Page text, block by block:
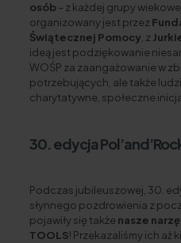
osób– z każdej grupy
organizowany jest przez
Świątecznej Pomocy , z
ideą jest podziękowanie
WOŚP za zaangażowanie w
potrzebujących, ale także
charytatywne, społeczne
30. edycja
Podczas jubileuszowej, 30.
słynnego pozdrowienia z
pojawiły się także nasze
TOOLS! Przekazaliśmy ich aż